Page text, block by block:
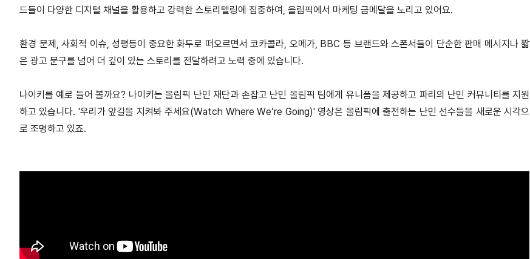
드들이 다양한 디지털 채널을 활용하고 강력한 스토리텔링에 집중하여, 올림픽에서 마케팅 금메달을 노리고 있어요.
환경 문제, 사회적 이슈, 성평등이 중요한 화두로 떠오르면서 코카콜라, 오메가, BBC 등 브랜드와 스폰서들이 단순한 판매 메시지나 짧
은 광고 문구를 넘어 더 깊이 있는 스토리를 전달하려고 노력 중에 있습니다.
나이키를 예로 들어 볼까요? 나이키는 올림픽 난민 재단과 손잡고 난민 올림픽 팀에게 유니폼을 제공하고 파리의 난민 커뮤니티를 지원
하고 있습니다. '우리가 앞길을 지켜봐 주세요(Watch Where We’re Going)' 영상은 올림픽에 출전하는 난민 선수들을 새로운 시각으
로 조명하고 있죠.